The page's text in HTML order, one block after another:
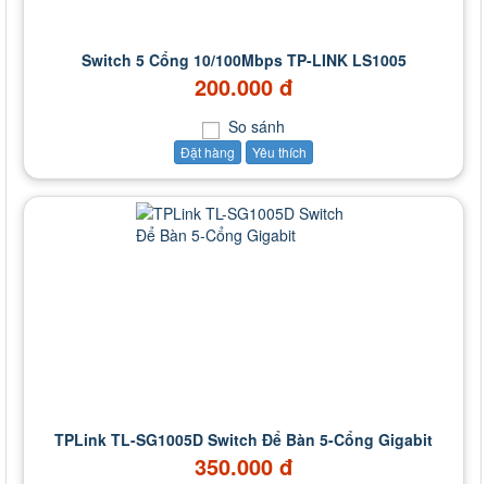
Switch 5 Cổng 10/100Mbps TP-LINK LS1005
200.000 đ
So sánh
Đặt hàng Yêu thích
TPLink TL-SG1005D Switch Để Bàn 5-Cổng Gigabit
350.000 đ